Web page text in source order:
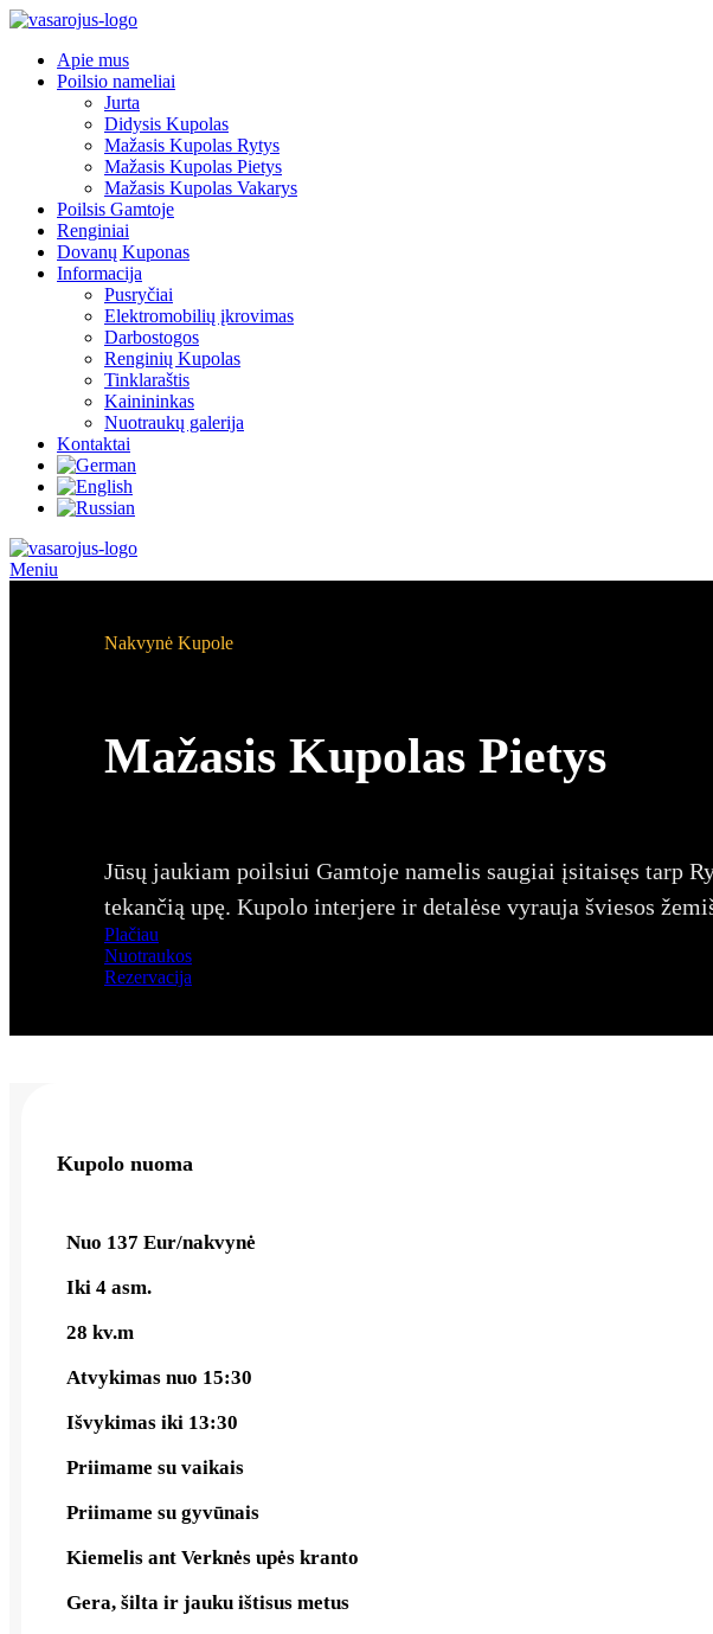
Apie mus
Poilsio nameliai
Jurta
Didysis Kupolas
Mažasis Kupolas Rytys
Mažasis Kupolas Pietys
Mažasis Kupolas Vakarys
Poilsis Gamtoje
Renginiai
Dovanų Kuponas
Informacija
Pusryčiai
Elektromobilių įkrovimas
Darbostogos
Renginių Kupolas
Tinklaraštis
Kainininkas
Nuotraukų galerija
Kontaktai
Meniu
Nakvynė Kupole
Mažasis Kupolas Pietys
Jūsų jaukiam poilsiui Gamtoje namelis saugiai įsitaisęs tarp
tekančią upę. Kupolo interjere ir detalėse vyrauja šviesos
Plačiau
Nuotraukos
Rezervacija
Kupolo nuoma
Nuo 137 Eur/nakvynė
Iki 4 asm.
28 kv.m
Atvykimas nuo 15:30
Išvykimas iki 13:30
Priimame su vaikais
Priimame su gyvūnais
Kiemelis ant Verknės upės kranto
Gera, šilta ir jauku ištisus metus